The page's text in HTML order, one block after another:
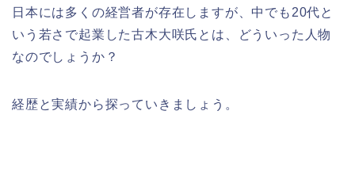
日本には多くの経営者が存在しますが、中でも20代と
いう若さで起業した古木大咲氏とは、どういった人物
なのでしょうか？
経歴と実績から探っていきましょう。